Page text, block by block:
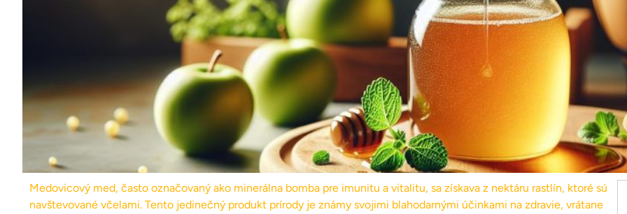
Medovicový med, často označovaný ako minerálna bomba pre imunitu a vitalitu, sa získava z nektáru rastlín, ktoré sú
navštevované včelami. Tento jedinečný produkt prírody je známy svojimi blahodarnými účinkami na zdravie, vrátane